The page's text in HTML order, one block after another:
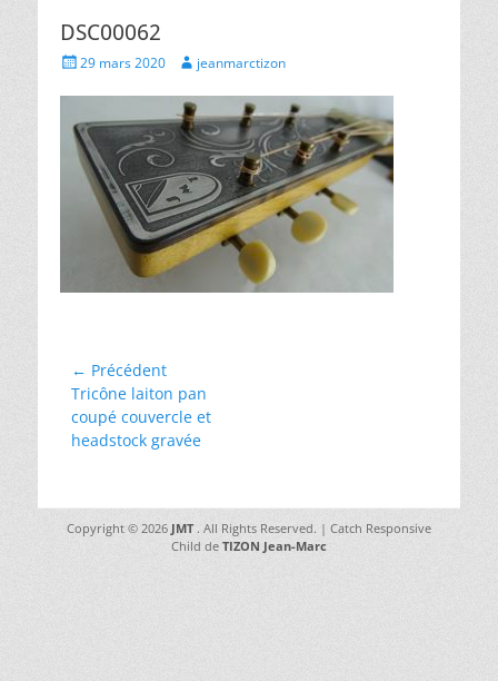
DSC00062
Posted29 mars 2020 Authorjeanmarctizon
Navigation
de
l’article
← Précédent
Article
précédent :
Tricône laiton pan
coupé couvercle et
headstock gravée
Copyright © 2026 JMT . All Rights Reserved. | Catch Responsive
Child de TIZON Jean-Marc